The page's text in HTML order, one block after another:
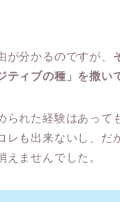
が分かるのですが、
ティブの種」を撒い
られた経験はあって
レも出来ないし、だ
えませんでした。